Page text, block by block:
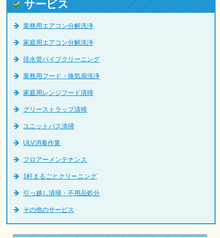
サービス
業務用エアコン分解洗浄
家庭用エアコン分解洗浄
排水管パイプクリーニング
業務用フード・換気扇洗浄
家庭用レンジフード清掃
グリーストラップ清掃
ユニットバス清掃
ULV消毒作業
フロアーメンテナンス
1軒まるごとクリーニング
引っ越し清掃・不用品処分
その他のサービス